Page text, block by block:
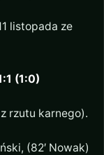
listopada ze
(1:0)
z rzutu karnego).
(82′ Nowak)